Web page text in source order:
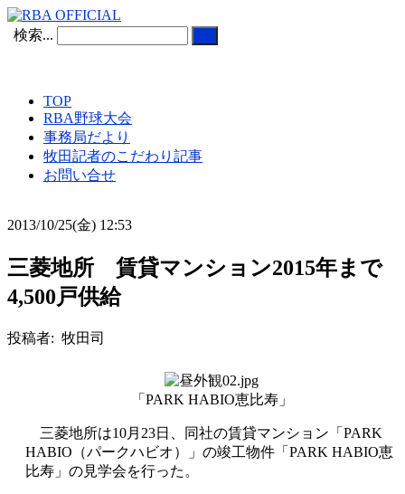
検索...
TOP
RBA野球大会
事務局だより
牧田記者のこだわり記事
お問い合せ
2013/10/25(金) 12:53
三菱地所 賃貸マンション2015年まで
4,500戸供給
投稿者: 牧田司
「PARK HABIO恵比寿」
三菱地所は10月23日、同社の賃貸マンション「PARK
HABIO（パークハビオ）」の竣工物件「PARK HABIO恵
比寿」の見学会を行った。